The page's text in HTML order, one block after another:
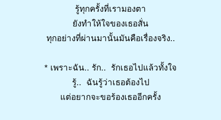
รู้ทุกครั้งที่เรามองตา
ยังทำให้ใจของเธอสั่น
ทุกอย่างที่ผ่านมานั้นมันคือเรื่องจริง..
* เพราะฉัน.. รัก.. รักเธอไปแล้วทั้งใจ
รู้.. ฉันรู้ว่าเธอต้องไป
แต่อยากจะขอร้องเธออีกครั้ง